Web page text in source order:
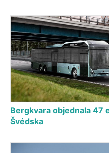
Bergkvara objednala 47
Švédska